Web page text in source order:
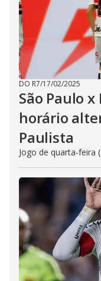
DO R7/17/02/2025
São Paulo
horário
Paulista
Jogo de quarta-feira